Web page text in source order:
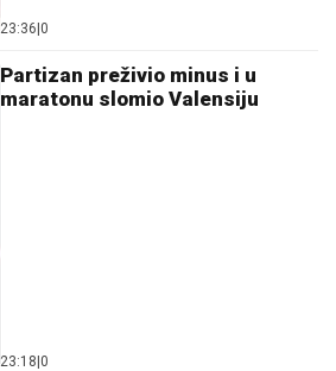
23:36 0
Partizan preživio minus i u
maratonu slomio Valensiju
23:18 0